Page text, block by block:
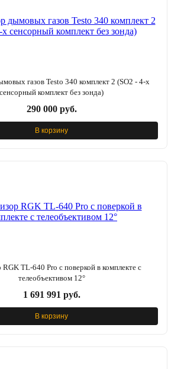
газов Testo 340 комплект 2 (SO2 - 4-х
сенсорный комплект без зонда)
290 000 руб.
В корзину
RGK TL-640 Pro с поверкой в комплекте с
телеобъективом 12°
1 691 991 руб.
В корзину